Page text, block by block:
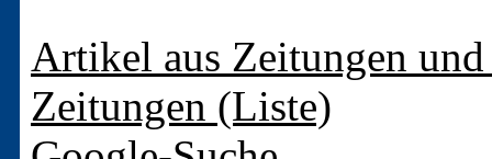
Artikel aus Zeitungen
Zeitungen (Liste)